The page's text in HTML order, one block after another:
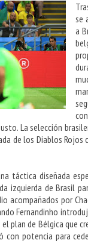
se
a
La selección
de los Diablos
táctica diseñada
izquierda de Brasil
acompañados por
Fernandinho
plan de Bélgica que
con potencia para